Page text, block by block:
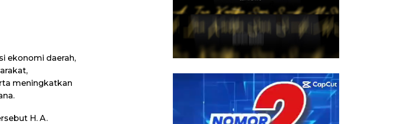
ekonomi daerah,
meningkatkan
H. A.
Pemutar